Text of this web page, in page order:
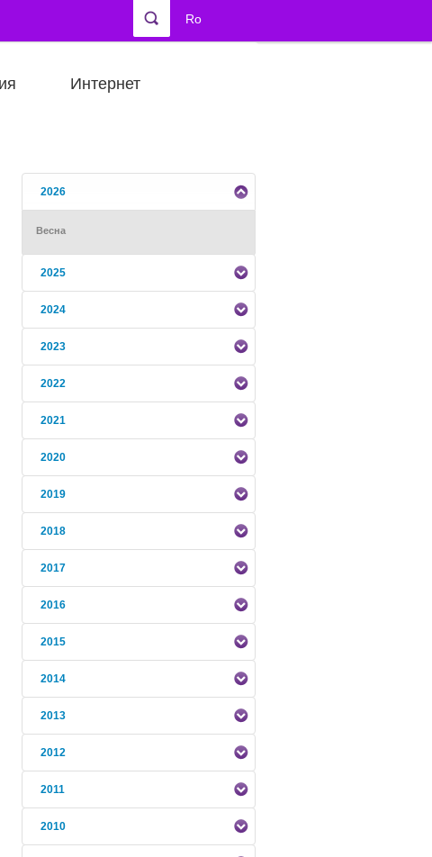
Ro
Интернет
2026
Весна
2025
2024
2023
2022
2021
2020
2019
2018
2017
2016
2015
2014
2013
2012
2011
2010